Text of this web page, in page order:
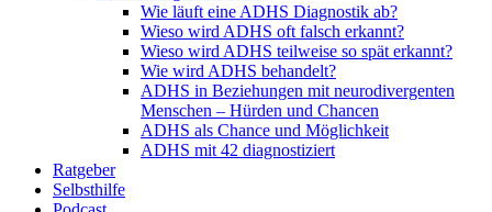
Wie läuft eine ADHS Diagnostik ab?
Wieso wird ADHS oft falsch erkannt?
Wieso wird ADHS teilweise so spät erkannt?
Wie wird ADHS behandelt?
ADHS in Beziehungen mit neurodivergenten
Menschen – Hürden und Chancen
ADHS als Chance und Möglichkeit
ADHS mit 42 diagnostiziert
Ratgeber
Selbsthilfe